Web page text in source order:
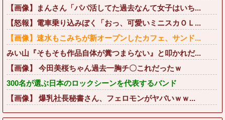
【画像】まんさん「パパ活してた過去なんて女子はいち...
【怒報】電車乗り込みぼく「おっ、可愛いミニスカＯＬ...
【画像】速水もこみちが新オープンしたカフェ、サンド...
みい山『そもそも作品自体が糞つまらない』と叩かれだ...
【画像】 今田美桜ちゃん過去一胸チ〇これだったｗ
300名が選ぶ日本のロックシーンを代表するバンド
【画像】 爆乳社長秘書さん、フェロモンがヤバいｗｗ...